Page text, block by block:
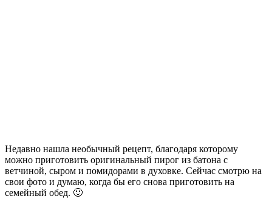
Недавно нашла необычный рецепт, благодаря которому
можно приготовить оригинальный пирог из батона с
ветчиной, сыром и помидорами в духовке. Сейчас смотрю на
свои фото и думаю, когда бы его снова приготовить на
семейный обед. 🙂